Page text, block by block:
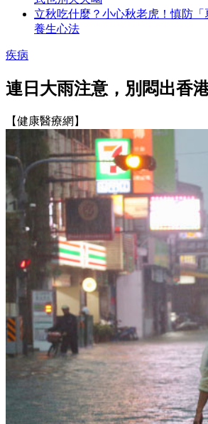
立秋吃什麼？小心秋老虎！慎防「
養生心法
疾病
連日大雨注意，別悶出香
【健康醫療網】